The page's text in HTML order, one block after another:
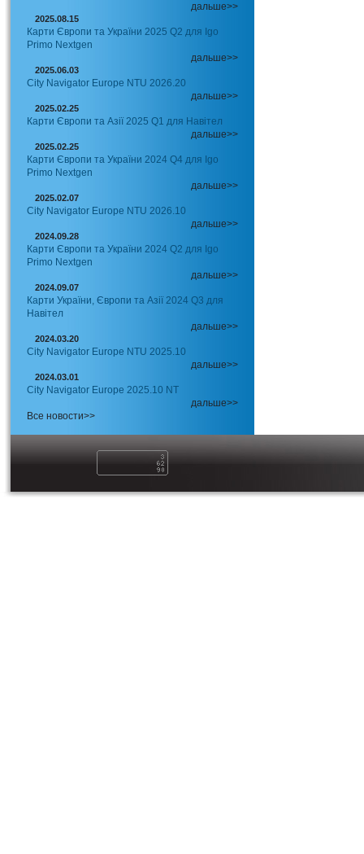
дальше>>
2025.08.15
Карти Європи та України 2025 Q2 для Igo
Primo Nextgen
дальше>>
2025.06.03
City Navigator Europe NTU 2026.20
дальше>>
2025.02.25
Карти Європи та Азії 2025 Q1 для Навітел
дальше>>
2025.02.25
Карти Європи та України 2024 Q4 для Igo
Primo Nextgen
дальше>>
2025.02.07
City Navigator Europe NTU 2026.10
дальше>>
2024.09.28
Карти Європи та України 2024 Q2 для Igo
Primo Nextgen
дальше>>
2024.09.07
Карти України, Європи та Азії 2024 Q3 для
Навітел
дальше>>
2024.03.20
City Navigator Europe NTU 2025.10
дальше>>
2024.03.01
City Navigator Europe 2025.10 NT
дальше>>
Все новости>>